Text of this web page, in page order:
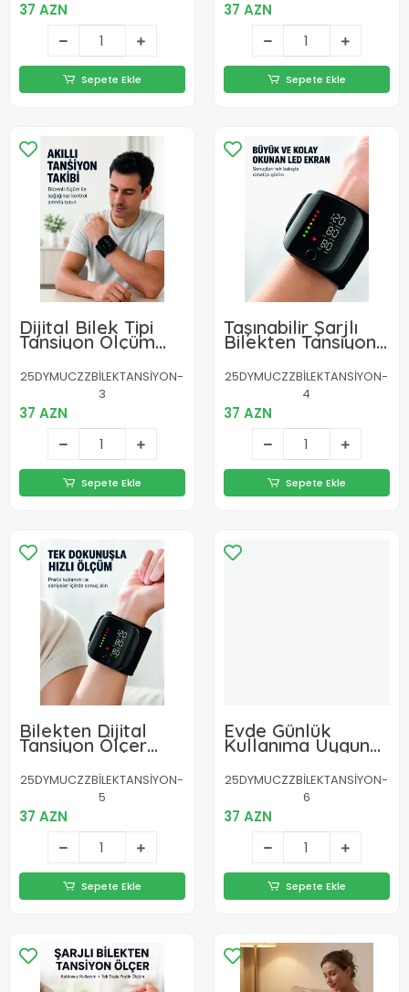
37 AZN
Sepete Ekle
37 AZN
Sepete Ekle
Dijital Bilek Tipi
Tansiyon Ölçüm
Cihazı Hafızalı
Tasarım
25DYMUCZZBİLEKTANSİYON-
3
37 AZN
Sepete Ekle
Taşınabilir Şarjlı
Bilekten Tansiyon
Ölçer Pratik
Kullanım
25DYMUCZZBİLEKTANSİYON-
4
37 AZN
Sepete Ekle
Bilekten Dijital
Tansiyon Ölçer
Geniş Ekran ve
Kolay Okunabilir
Gösterge
25DYMUCZZBİLEKTANSİYON-
5
37 AZN
Sepete Ekle
Evde Günlük
Kullanıma Uygun
Şarjlı Bilekten
Tansiyon Ölçüm
Cihazı
25DYMUCZZBİLEKTANSİYON-
6
37 AZN
Sepete Ekle